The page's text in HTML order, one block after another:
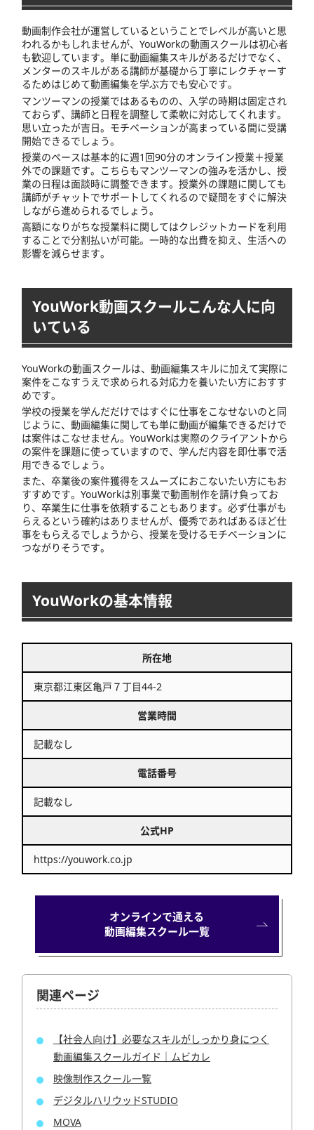
動画制作会社が運営しているということでレベルが高いと思
われるかもしれませんが、YouWorkの動画スクールは初心者
も歓迎しています。単に動画編集スキルがあるだけでなく、
メンターのスキルがある講師が基礎から丁寧にレクチャーす
るためはじめて動画編集を学ぶ方でも安心です。
マンツーマンの授業ではあるものの、入学の時期は固定され
ておらず、講師と日程を調整して柔軟に対応してくれます。
思い立ったが吉日。モチベーションが高まっている間に受講
開始できるでしょう。
授業のペースは基本的に週1回90分のオンライン授業＋授業
外での課題です。こちらもマンツーマンの強みを活かし、授
業の日程は面談時に調整できます。授業外の課題に関しても
講師がチャットでサポートしてくれるので疑問をすぐに解決
しながら進められるでしょう。
高額になりがちな授業料に関してはクレジットカードを利用
することで分割払いが可能。一時的な出費を抑え、生活への
影響を減らせます。
YouWork動画スクールこんな人に向
いている
YouWorkの動画スクールは、動画編集スキルに加えて実際に
案件をこなすうえで求められる対応力を養いたい方におすす
めです。
学校の授業を学んだだけではすぐに仕事をこなせないのと同
じように、動画編集に関しても単に動画が編集できるだけで
は案件はこなせません。YouWorkは実際のクライアントから
の案件を課題に使っていますので、学んだ内容を即仕事で活
用できるでしょう。
また、卒業後の案件獲得をスムーズにおこないたい方にもお
すすめです。YouWorkは別事業で動画制作を請け負ってお
り、卒業生に仕事を依頼することもあります。必ず仕事がも
らえるという確約はありませんが、優秀であればあるほど仕
事をもらえるでしょうから、授業を受けるモチベーションに
つながりそうです。
YouWorkの基本情報
所在地
東京都江東区亀戸７丁目44-2
営業時間
記載なし
電話番号
記載なし
公式HP
https://youwork.co.jp
オンラインで通える
動画編集スクール一覧
関連ページ
【社会人向け】必要なスキルがしっかり身につく
動画編集スクールガイド｜ムビカレ
映像制作スクール一覧
デジタルハリウッドSTUDIO
MOVA